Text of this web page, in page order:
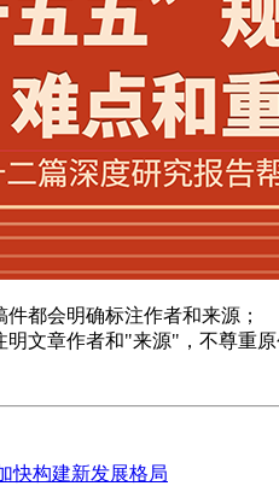
都会明确标注作者和来源；
文章作者和"来源"，不尊重
快构建新发展格局